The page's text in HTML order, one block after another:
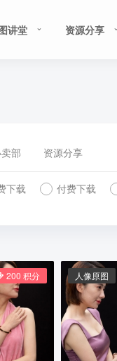
讲堂 资源分享
部 资源分享
下载 付费下载
200 积分 人像原图